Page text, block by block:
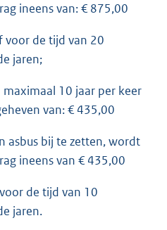
ineens van: € 875,00
voor de tijd van 20
jaren;
maximaal 10 jaar per keer
van: € 435,00
asbus bij te zetten, wordt
ineens van € 435,00
de tijd van 10
jaren.